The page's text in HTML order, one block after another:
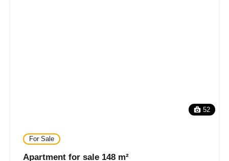
52
For Sale
Apartment for sale 148 m²